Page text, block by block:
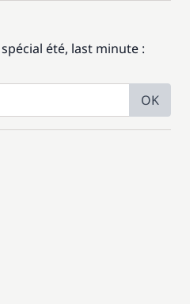
été, last minute :
OK